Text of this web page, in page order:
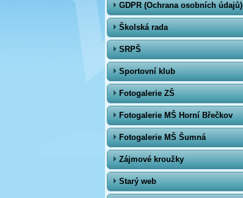
GDPR (Ochrana osobních údajů)
Školská rada
SRPŠ
Sportovní klub
Fotogalerie ZŠ
Fotogalerie MŠ Horní Břečkov
Fotogalerie MŠ Šumná
Zájmové kroužky
Starý web